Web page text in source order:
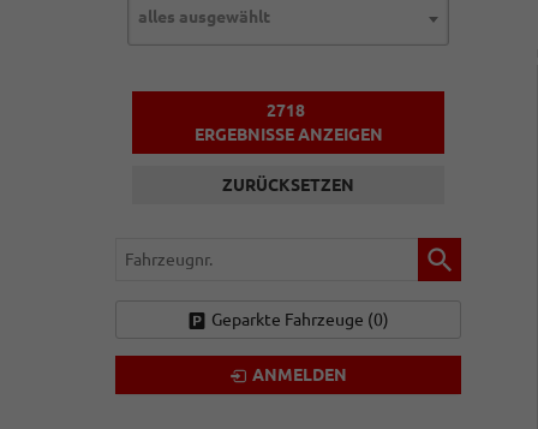
alles ausgewählt
2718
ERGEBNISSE ANZEIGEN
ZURÜCKSETZEN
Fahrzeugnr.
Geparkte Fahrzeuge (0)
ANMELDEN